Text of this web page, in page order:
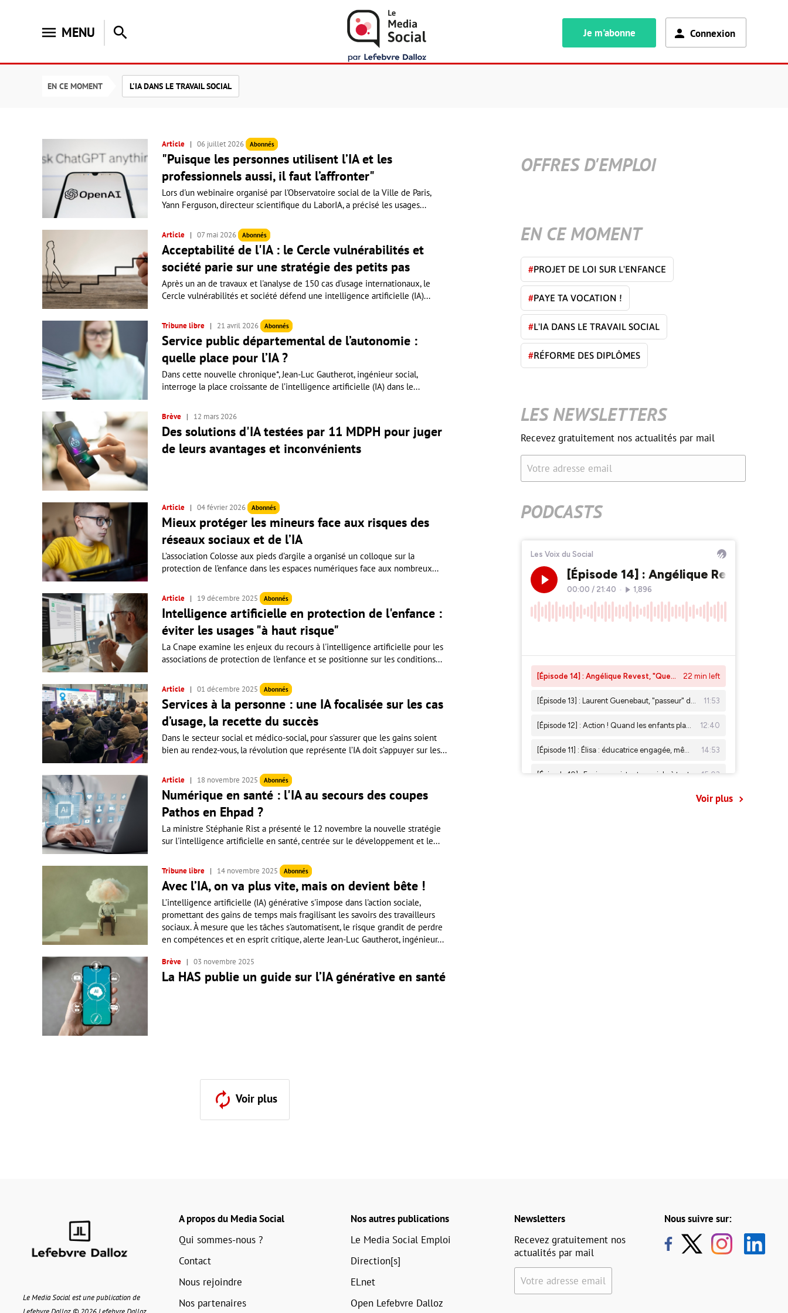
menu MENU search Je m'abonne Connexion
EN CE MOMENT L'IA DANS LE TRAVAIL SOCIAL
Article 06 juillet 2026 Abonnés
"Puisque les personnes utilisent l’IA et les
professionnels aussi, il faut l’affronter"
Lors d'un webinaire organisé par l'Observatoire social de la Ville de Paris,
Yann Ferguson, directeur scientifique du LaborIA, a précisé les usages...
Article 07 mai 2026 Abonnés
Acceptabilité de l'IA : le Cercle vulnérabilités et
société parie sur une stratégie des petits pas
Après un an de travaux et l'analyse de 150 cas d’usage internationaux, le
Cercle vulnérabilités et société défend une intelligence artificielle (IA)...
Tribune libre 21 avril 2026 Abonnés
Service public départemental de l’autonomie :
quelle place pour l’IA ?
Dans cette nouvelle chronique*, Jean-Luc Gautherot, ingénieur social,
interroge la place croissante de l’intelligence artificielle (IA) dans le...
Brève 12 mars 2026
Des solutions d'IA testées par 11 MDPH pour juger
de leurs avantages et inconvénients
Article 04 février 2026 Abonnés
Mieux protéger les mineurs face aux risques des
réseaux sociaux et de l’IA
L’association Colosse aux pieds d’argile a organisé un colloque sur la
protection de l’enfance dans les espaces numériques face aux nombreux...
Article 19 décembre 2025 Abonnés
Intelligence artificielle en protection de l'enfance :
éviter les usages "à haut risque"
La Cnape examine les enjeux du recours à l'intelligence artificielle pour les
associations de protection de l'enfance et se positionne sur les conditions...
Article 01 décembre 2025 Abonnés
Services à la personne : une IA focalisée sur les cas
d’usage, la recette du succès
Dans le secteur social et médico-social, pour s’assurer que les gains soient
bien au rendez-vous, la révolution que représente l’IA doit s’appuyer sur les...
Article 18 novembre 2025 Abonnés
Numérique en santé : l'IA au secours des coupes
Pathos en Ehpad ?
La ministre Stéphanie Rist a présenté le 12 novembre la nouvelle stratégie
sur l'intelligence artificielle en santé, centrée sur le développement et le...
Tribune libre 14 novembre 2025 Abonnés
Avec l’IA, on va plus vite, mais on devient bête !
L’intelligence artificielle (IA) générative s'impose dans l'action sociale,
promettant des gains de temps mais fragilisant les savoirs des travailleurs
sociaux. À mesure que les tâches s'automatisent, le risque grandit de perdre
en compétences et en esprit critique, alerte Jean-Luc Gautherot, ingénieur...
Brève 03 novembre 2025
La HAS publie un guide sur l’IA générative en santé
Voir plus
OFFRES D'EMPLOI
EN CE MOMENT
#PROJET DE LOI SUR L'ENFANCE
#PAYE TA VOCATION !
#L'IA DANS LE TRAVAIL SOCIAL
#RÉFORME DES DIPLÔMES
LES NEWSLETTERS
Recevez gratuitement nos actualités par mail
Votre adresse email
PODCASTS
Voir plus
Le Media Social est une publication de
A propos du Media Social
Qui sommes-nous ?
Contact
Nous rejoindre
Nos partenaires
Nos autres publications
Le Media Social Emploi
Direction[s]
ELnet
Open Lefebvre Dalloz
Newsletters
Recevez gratuitement nos
actualités par mail
Votre adresse email
Nous suivre sur: